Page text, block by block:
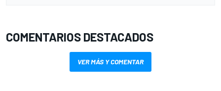
COMENTARIOS DESTACADOS
VER MÁS Y COMENTAR